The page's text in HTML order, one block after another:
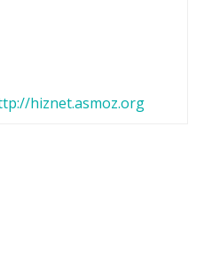
hiznet.asmoz.org